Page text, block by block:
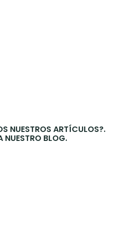
NUESTROS ARTÍCULOS?.
NUESTRO BLOG.